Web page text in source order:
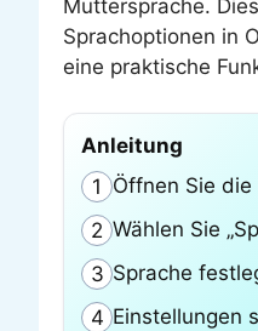
Muttersprache.
Sprachoptionen in
eine praktische
Anleitung
1 Öffnen Sie
2 Wählen Sie
3 Sprache
4 Einstellungen